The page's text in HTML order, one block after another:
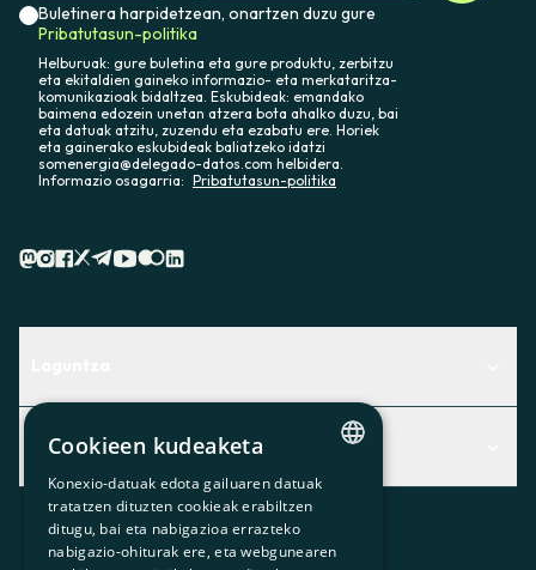
Buletinera harpidetzean, onartzen duzu gure
Pribatutasun-politika
Helburuak: gure buletina eta gure produktu, zerbitzu
eta ekitaldien gaineko informazio- eta merkataritza-
komunikazioak bidaltzea. Eskubideak: emandako
baimena edozein unetan atzera bota ahalko duzu, bai
eta datuak atzitu, zuzendu eta ezabatu ere. Horiek
eta gainerako eskubideak baliatzeko idatzi
somenergia@delegado-datos.com helbidera.
Informazio osagarria: Pribatutasun-politika
Centro de Ayuda
Aurkitu zerbitzurik egokiena zuretzat
Contacto
Albisteak
Albisteak
Bazkideen txokoa
CATALAN
SPANISH
Cookieen kudeaketa
Konexio-datuak edota gailuaren datuak
tratatzen dituzten cookieak erabiltzen
ditugu, bai eta nabigazioa errazteko
nabigazio-ohiturak ere, eta webgunearen